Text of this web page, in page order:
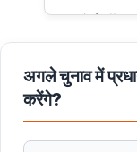
मुख्यमंत्री डॉ.
स्वामीनाथन की
मुख्यमंत्री डॉ.
मुख्यमंत्री डॉ.
अगले चुनाव में
करेंगे?